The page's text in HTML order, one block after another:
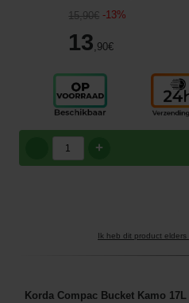
15,90€ -13%
13 ,90€
+
Ik heb dit product elders
Korda Compac Bucket Kamo